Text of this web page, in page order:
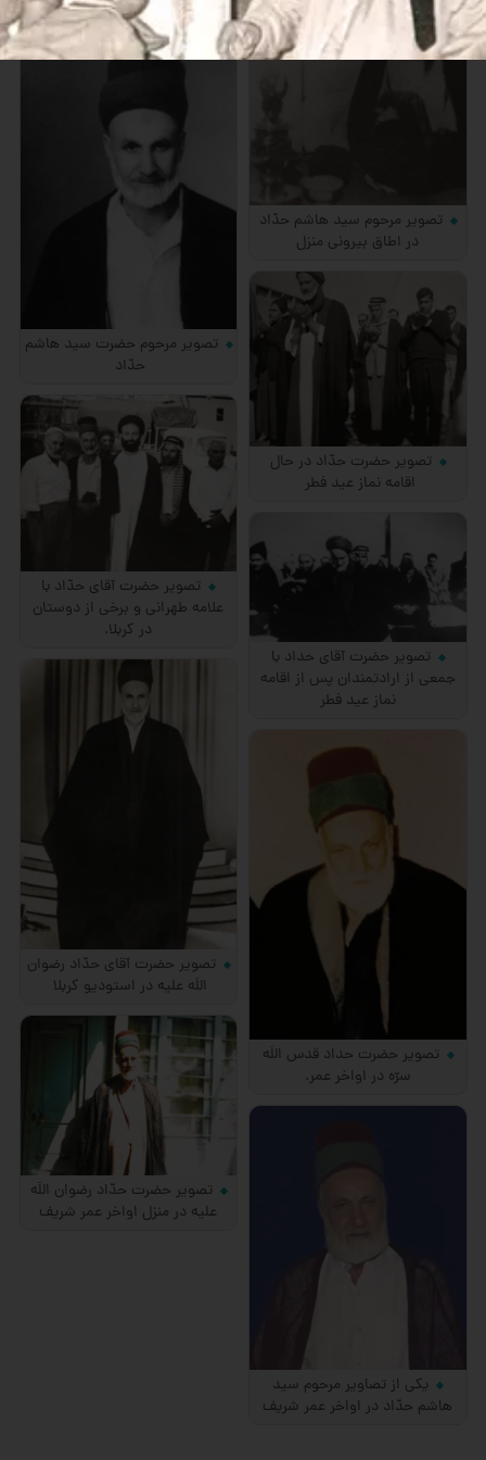
هاشم حداد در كربلا
تصویر مرحوم سید هاشم حدّاد
در اطاق بیرونی منزل
تصویر مرحوم حضرت سید هاشم
حدّاد
تصویر حضرت حدّاد در حال
اقامه نماز عید فطر
تصویر حضرت آقای حدّاد با
علامه طهرانی و برخی از دوستان
در كربلا.
تصویر حضرت آقای حداد با
جمعی از ارادتمندان پس از اقامه
نماز عید فطر
تصویر حضرت آقای حدّاد رضوان
اللَه علیه در استودیو كربلا
تصویر حضرت حداد قدس اللَه
سرّه در اواخر عمر.
تصویر حضرت حدّاد رضوان اللَه
علیه در منزل اواخر عمر شریف
یكی از تصاویر مرحوم سید
هاشم حدّاد در اواخر عمر شریف